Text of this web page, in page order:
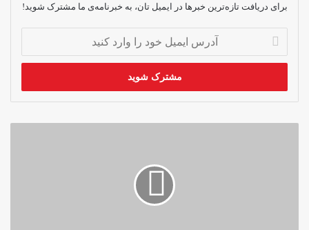
برای دریافت تازه‌ترین خبرها در ایمیل تان، به خبرنامه‌ی ما مشترک شوید!
ایمیل
خود
وارد